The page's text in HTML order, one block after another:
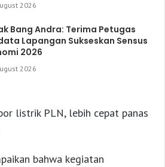
2026
Bang Andra: Terima Petugas
Lapangan Sukseskan Sensus
2026
2026
listrik PLN, lebih cepat panas
bahwa kegiatan